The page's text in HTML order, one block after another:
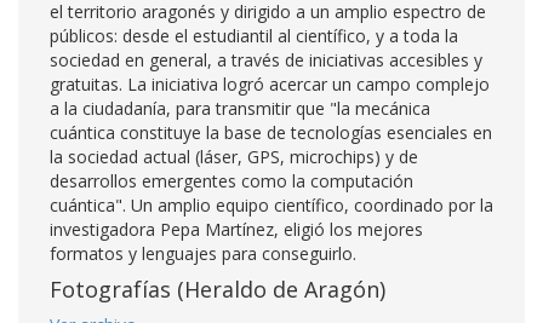
el territorio aragonés y dirigido a un amplio espectro de
públicos: desde el estudiantil al científico, y a toda la
sociedad en general, a través de iniciativas accesibles y
gratuitas. La iniciativa logró acercar un campo complejo
a la ciudadanía, para transmitir que "la mecánica
cuántica constituye la base de tecnologías esenciales en
la sociedad actual (láser, GPS, microchips) y de
desarrollos emergentes como la computación
cuántica". Un amplio equipo científico, coordinado por la
investigadora Pepa Martínez, eligió los mejores
formatos y lenguajes para conseguirlo.
Fotografías (Heraldo de Aragón)